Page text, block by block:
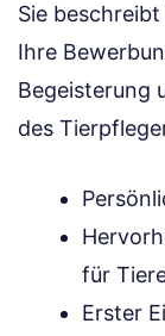
Sie
Ihre
Begeisterung
des
für
Erster